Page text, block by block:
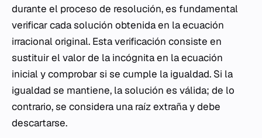
durante el proceso de resolución, es fundamental
verificar cada solución obtenida en la ecuación
irracional original. Esta verificación consiste en
sustituir el valor de la incógnita en la ecuación
inicial y comprobar si se cumple la igualdad. Si la
igualdad se mantiene, la solución es válida; de lo
contrario, se considera una raíz extraña y debe
descartarse.